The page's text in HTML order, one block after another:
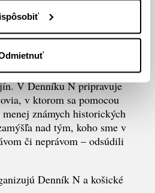
v Brne, okrem médií
ako copywriter.
je história a čítanie
netradičné príbehy z
V Denníku N pripravuje
v ktorom sa pomocou
známych historických
nad tým, koho sme v
či neprávom – odsúdili
Denník N a košické